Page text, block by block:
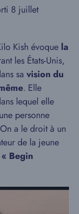
8 juillet
Kish évoque la
les États-Unis,
sa vision du
. Elle
lequel elle
personne
a le droit à un
de la jeune
« Begin